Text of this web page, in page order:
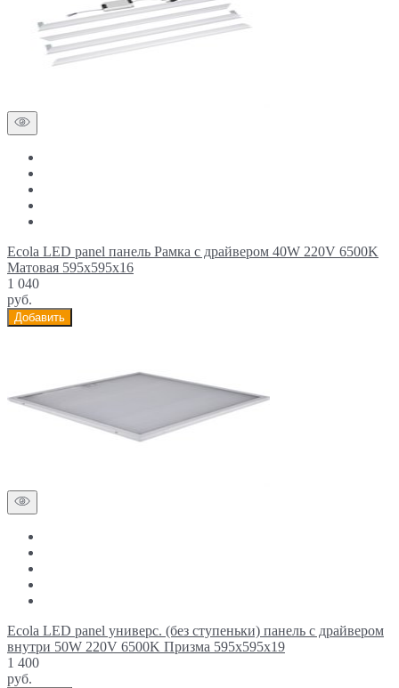
Ecola LED panel панель Рамка с драйвером 40W 220V 6500K
Матовая 595x595x16
1 040
руб.
Добавить
Ecola LED panel универс. (без ступеньки) панель с драйвером
внутри 50W 220V 6500K Призма 595x595x19
1 400
руб.